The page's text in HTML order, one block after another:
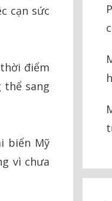
cạn sức
điểm
thể sang
biển Mỹ
vì chưa